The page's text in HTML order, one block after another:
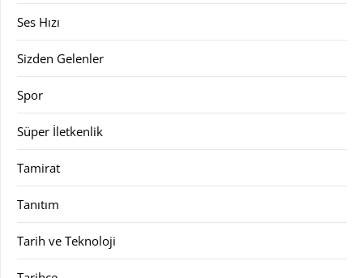
Ses Hızı
Sizden Gelenler
Spor
Süper İletkenlik
Tamirat
Tanıtım
Tarih ve Teknoloji